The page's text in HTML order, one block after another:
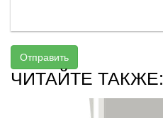
Отправить
ЧИТАЙТЕ ТАКЖЕ: